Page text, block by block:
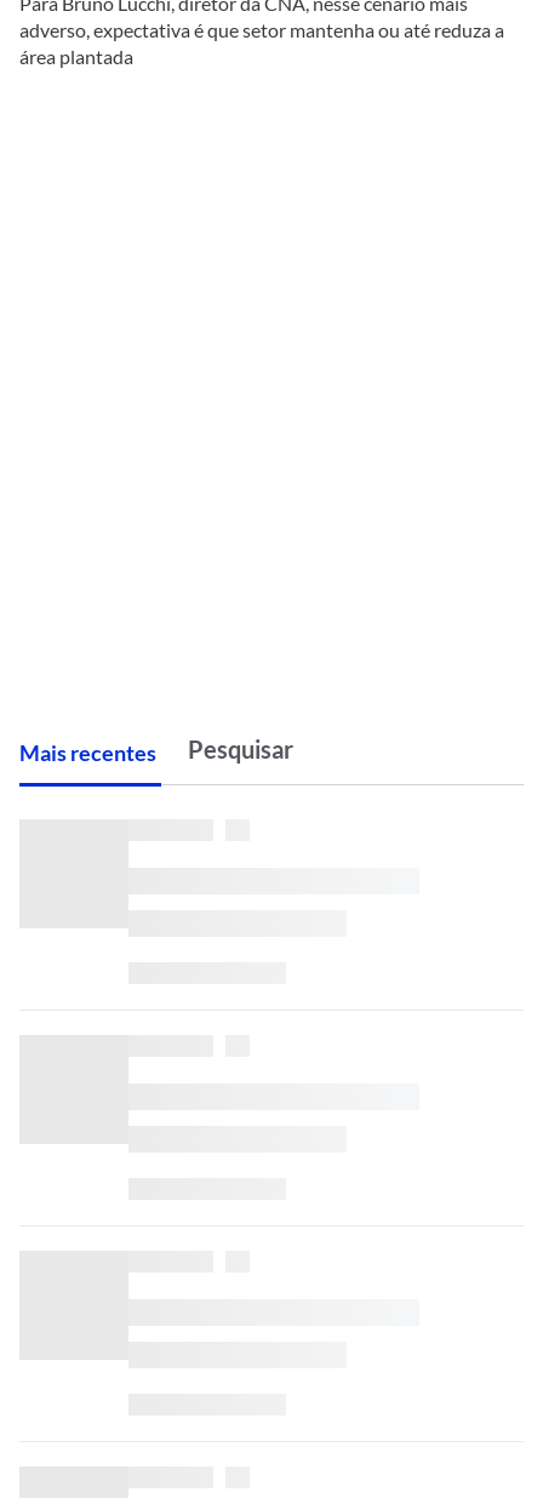
adverso, expectativa é que setor mantenha ou até reduza a
área plantada
Mais recentes